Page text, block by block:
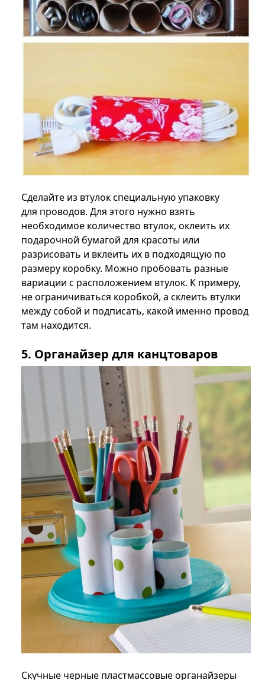
Сделайте из втулок специальную упаковку
для проводов. Для этого нужно взять
необходимое количество втулок, оклеить их
подарочной бумагой для красоты или
разрисовать и вклеить их в подходящую по
размеру коробку. Можно пробовать разные
вариации с расположением втулок. К примеру,
не ограничиваться коробкой, а склеить втулки
между собой и подписать, какой именно провод
там находится.
5. Органайзер для канцтоваров
Скучные черные пластмассовые органайзеры